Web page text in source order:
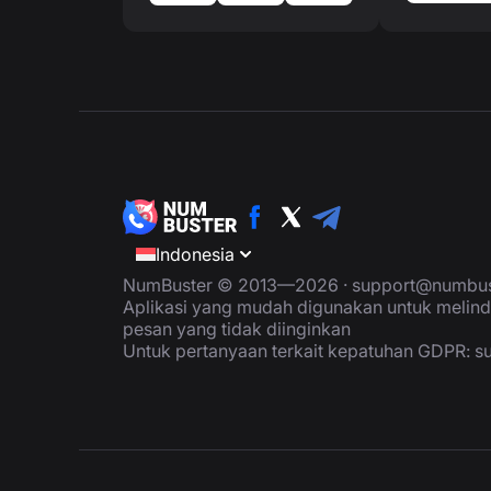
Indonesia
NumBuster © 2013—2026 ·
Aplikasi yang mudah digunakan untuk
pesan yang tidak diinginkan
Untuk pertanyaan terkait kepatuhan GDPR: